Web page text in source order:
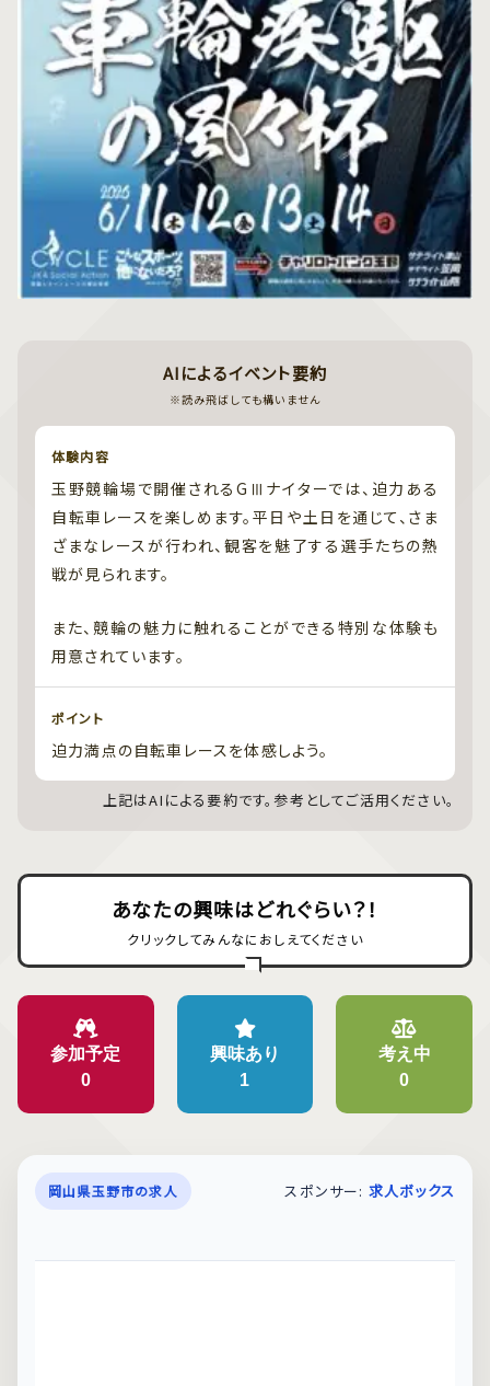
AIによるイベント要約
※読み飛ばしても構いません
体験内容
玉野競輪場で開催されるGⅢナイターでは、迫力ある
自転車レースを楽しめます。平日や土日を通じて、さま
ざまなレースが行われ、観客を魅了する選手たちの熱
戦が見られます。
また、競輪の魅力に触れることができる特別な体験も
用意されています。
ポイント
迫力満点の自転車レースを体感しよう。
上記はAIによる要約です。参考としてご活用ください。
あなたの興味はどれぐらい？！
クリックしてみんなにおしえてください
参加予定
0
興味あり
1
考え中
0
岡山県玉野市の求人 スポンサー: 求人ボックス